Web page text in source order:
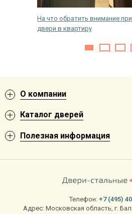
На что обратить внимание
двери в квартиру
О компании
Каталог дверей
Полезная информация
Телефон: +7 (495)
Адрес: Московская область, г.